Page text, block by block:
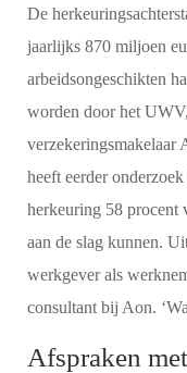
De
jaarlijks 870 miljoen
arbeidsongeschikten
worden door het
verzekeringsmakelaar
heeft eerder
herkeuring 58 procent
aan de slag kunnen.
werkgever als
consultant bij Aon.
Afspraken